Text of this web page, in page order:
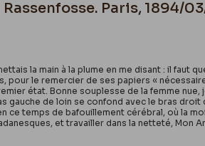
Paris, 1894/
la main à la plume en me disant : il
le remercier de ses papiers «
état. Bonne souplesse de la femme
gauche de loin se confond avec le bras droit
ce temps de bafouillement cérébral, où la
et travailler dans la netteté, Mon